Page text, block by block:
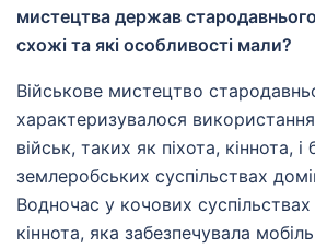
мистецтва держав
схожі та які особливості мали?
Військове мистецтво
характеризувалося
військ, таких як піхота, кіннота, і
землеробських суспільствах
Водночас у кочових
кіннота, яка забезпечувала